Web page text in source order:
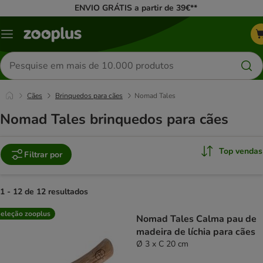
ENVIO GRÁTIS a partir de 39€**
Menu
Pesquisar
produtos
Cães Brinquedos para cães Nomad Tales
Nomad Tales brinquedos para cães
Filtrar por Top vendas
1 - 12 de 12 resultados
product items have been changed
zooplus
Nomad Tales Calma pau de
madeira de líchia para cães
Ø 3 x C 20 cm